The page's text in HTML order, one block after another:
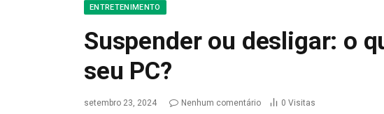
ENTRETENIMENTO
Suspender ou desligar: o
seu PC?
setembro 23, 2024 Nenhum comentário 0 Visitas